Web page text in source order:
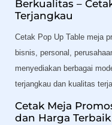
Berkualitas –
Terjangkau
Cetak Pop Up Table meja
bisnis, personal,
menyediakan berbagai
terjangkau dan kualitas
Cetak Meja
dan Harga Terbaik